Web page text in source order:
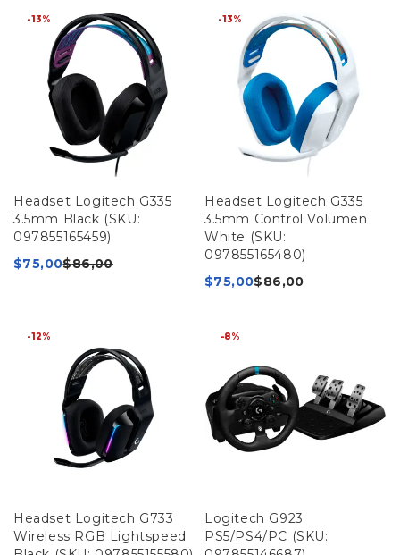
-13%
Headset Logitech G335
3.5mm Black (SKU:
097855165459)
$86,00
$75,00
-13%
Headset Logitech G335
3.5mm Control Volumen
White (SKU:
097855165480)
$86,00
$75,00
-12%
Headset Logitech G733
Wireless RGB Lightspeed
-8%
Logitech G923
PS5/PS4/PC (SKU: